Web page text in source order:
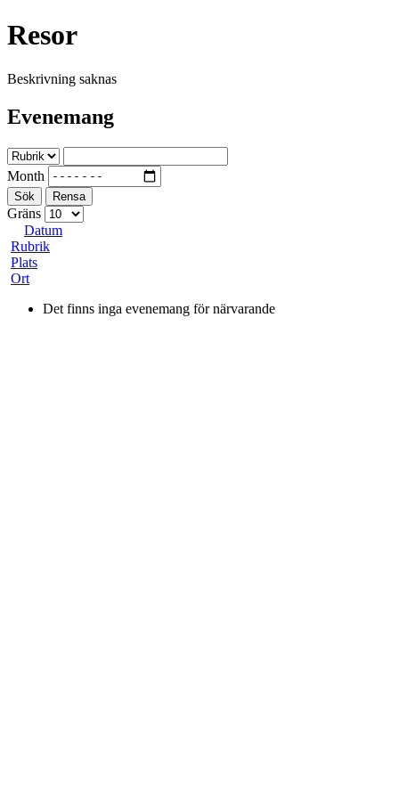
Resor
Beskrivning saknas
Evenemang
Month
Sök Rensa
Gräns
Datum
Rubrik
Plats
Ort
Det finns inga evenemang för närvarande